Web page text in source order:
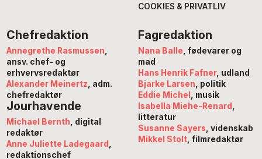
COOKIES & PRIVATLIV
Chefredaktion
Annegrethe Rasmussen
ansv. chef- og
erhvervsredaktør
Alexander Meinertz , adm.
chefredaktør
Jourhavende
Michael Bernth , digital
redaktør
Anne Juliette Ladegaard
redaktionschef
Fagredaktion
Nana Balle , fødevarer og
mad
Hans Henrik Fafner, udland
Bjarke Larsen , politik
Eddie Michel
, musik
Isabella Miehe-Renard
litteratur
Susanne Sayers , videnskab
Mikkel Stolt, filmredaktør